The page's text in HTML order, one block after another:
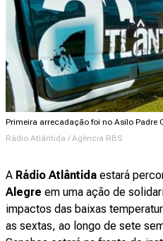
Primeira arrecadação foi no Asilo Padre
Rádio Atlântida / Agência RBS
A Rádio Atlântida estará
Alegre em uma ação de
impactos das baixas
as sextas, ao longo de sete